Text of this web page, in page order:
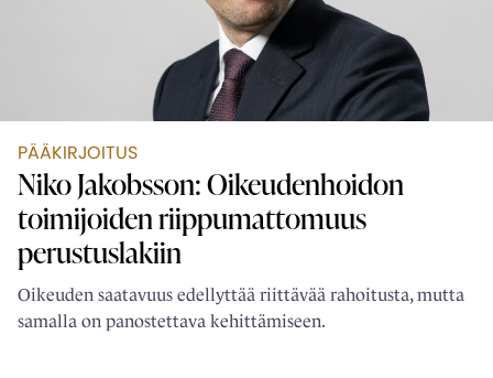
PÄÄKIRJOITUS
Niko Jakobsson: Oikeudenhoidon
toimijoiden ­riippumattomuus
perustuslakiin
Oikeuden saatavuus edellyttää riittävää rahoitusta, mutta
samalla on panostettava kehittämiseen.